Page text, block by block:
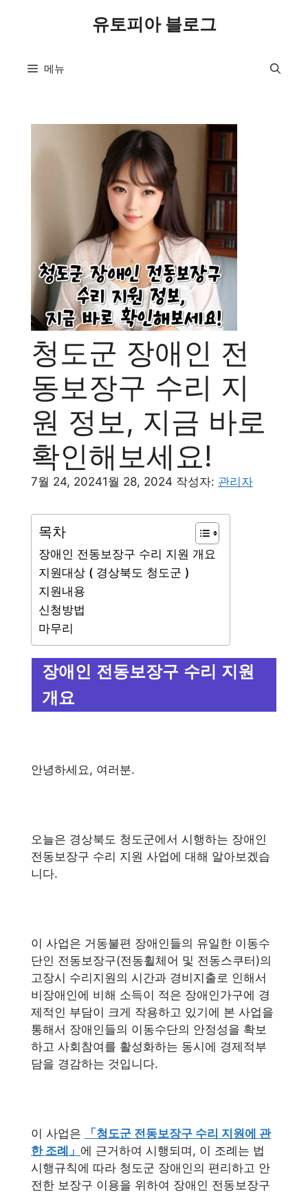
유토피아 블로그
메뉴
청도군 장애인 전
동보장구 수리 지
원 정보, 지금 바로
확인해보세요!
7월 24, 20241월 28, 2024 작성자: 관리자
목차
장애인 전동보장구 수리 지원 개요
지원대상 ( 경상북도 청도군 )
지원내용
신청방법
마무리
장애인 전동보장구 수리 지원
개요
안녕하세요, 여러분.
오늘은 경상북도 청도군에서 시행하는 장애인
전동보장구 수리 지원 사업에 대해 알아보겠습
니다.
이 사업은 거동불편 장애인들의 유일한 이동수
단인 전동보장구(전동휠체어 및 전동스쿠터)의
고장시 수리지원의 시간과 경비지출로 인해서
비장애인에 비해 소득이 적은 장애인가구에 경
제적인 부담이 크게 작용하고 있기에 본 사업을
통해서 장애인들의 이동수단의 안정성을 확보
하고 사회참여를 활성화하는 동시에 경제적부
담을 경감하는 것입니다.
이 사업은
「청도군 전동보장구 수리 지원에 관
한 조례」 에 근거하여 시행되며, 이 조례는 법
시행규칙에 따라 청도군 장애인의 편리하고 안
전한 보장구 이용을 위하여 장애인 전동보장구